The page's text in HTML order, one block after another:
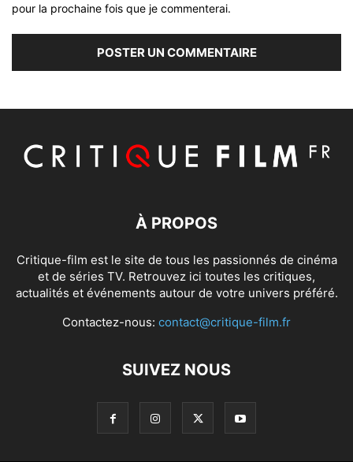
pour la prochaine fois que je commenterai.
À PROPOS
Critique-film est le site de tous les passionnés de cinéma
et de séries TV. Retrouvez ici toutes les critiques,
actualités et événements autour de votre univers préféré.
Contactez-nous: contact@critique-film.fr
SUIVEZ NOUS